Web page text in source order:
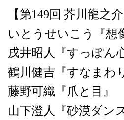
【第149回 芥川龍之
いとうせいこう『想
戌井昭人『すっぽん
鶴川健吉『すなまわ
藤野可織『爪と目』
山下澄人『砂漠ダンス